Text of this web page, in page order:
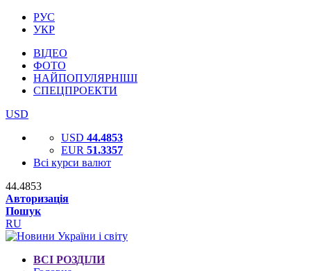
РУС
УКР
ВІДЕО
ФОТО
НАЙПОПУЛЯРНІШІ
СПЕЦПРОЕКТИ
USD
USD 44.4853
EUR 51.3357
Всі курси валют
44.4853
Авторизація
Пошук
RU
ВСІ РОЗДІЛИ